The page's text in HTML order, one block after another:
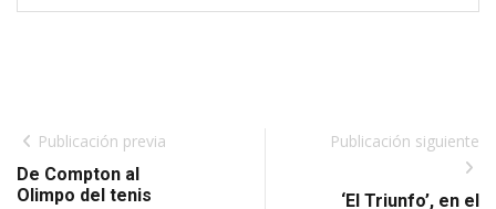
Publicación previa
De Compton al
Olimpo del tenis
Publicación siguiente
‘El Triunfo’, en el